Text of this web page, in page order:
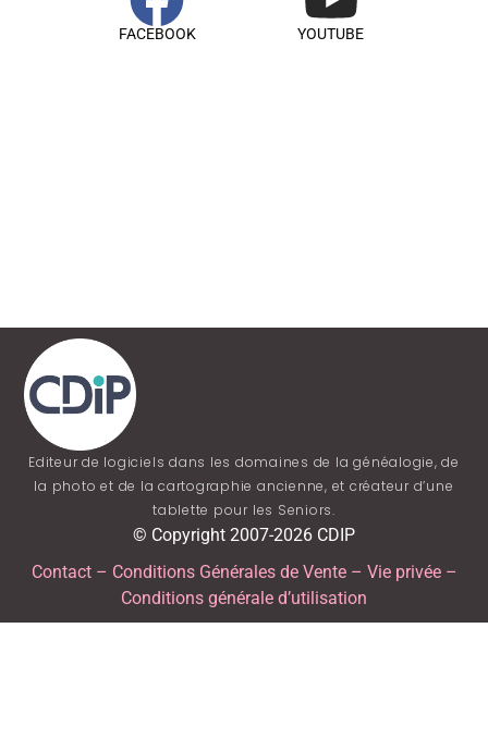
FACEBOOK YOUTUBE
Editeur de logiciels dans les domaines de la généalogie, de
la photo et de la cartographie ancienne, et créateur d’une
tablette pour les Seniors.
© Copyright 2007-2026 CDIP
Contact– Conditions Générales de Vente– Vie privée–
Conditions générale d’utilisation